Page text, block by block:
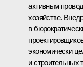
активным
хозяйстве.
в
экономически
и строительных